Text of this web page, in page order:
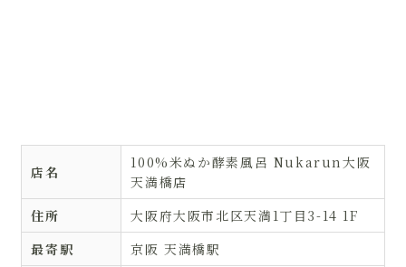
店名
100%米ぬか酵素風呂 Nukarun大阪
天満橋店
住所
大阪府大阪市北区天満1丁目3-14 1F
最寄駅
京阪 天満橋駅